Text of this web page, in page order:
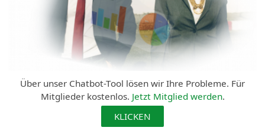
Über unser Chatbot-Tool lösen wir Ihre Probleme. Für
Mitglieder kostenlos. Jetzt Mitglied werden.
KLICKEN